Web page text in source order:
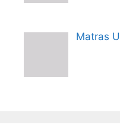
Matras